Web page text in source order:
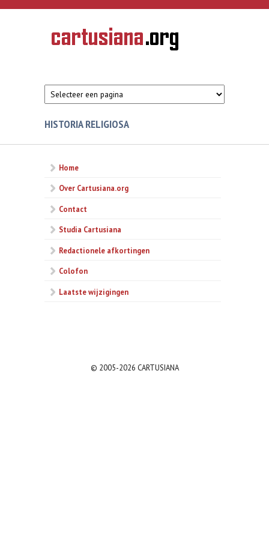
Overslaan en naar de inhoud gaan
CARTUSIANA
Geschiedenis
van de
HISTORIA RELIGIOSA
Home
Over Cartusiana.org
Contact
Studia Cartusiana
Redactionele afkortingen
Colofon
Laatste wijzigingen
© 2005-2026 CARTUSIANA